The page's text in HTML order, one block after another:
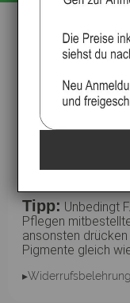
Haar der erste Ort
Haar,
Fanola überdeckt
Orange ist mit
unerwünschte
Fanola No Orange
konstant und
Haartyp: coloriertes
Sie profitieren von
Tipp: Unbedingt
Pflegen
ansonsten
Pigmente gleich
▸Widerrufsbelehrung